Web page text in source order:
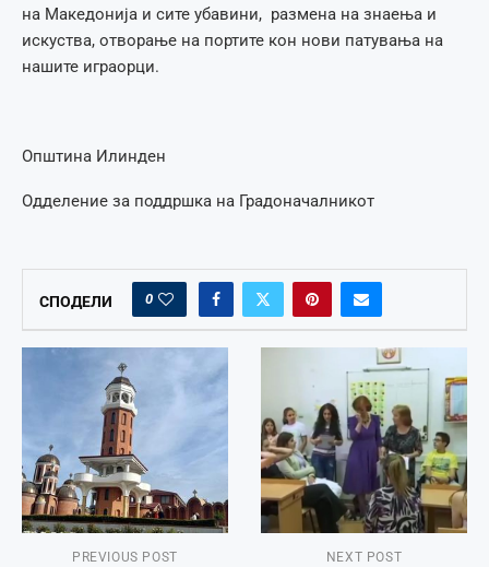
на Македонија и сите убавини, размена на знаења и
искуства, отворање на портите кон нови патувања на
нашите играорци.
Општина Илинден
Одделение за поддршка на Градоначалникот
СПОДЕЛИ 0
PREVIOUS POST NEXT POST